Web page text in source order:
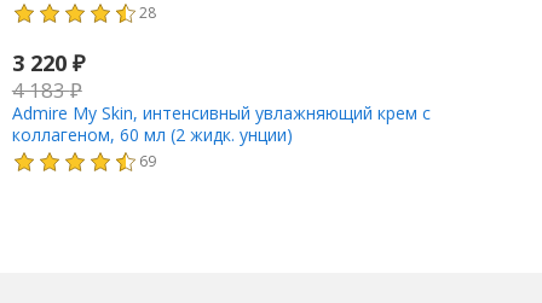
28
3 220 ₽
4 183₽
Admire My Skin, интенсивный увлажняющий крем с
коллагеном, 60 мл (2 жидк. унции)
69